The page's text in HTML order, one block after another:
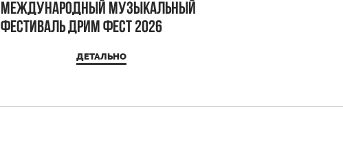
Международный музыкальный
фестиваль ДРИМ ФЕСТ 2026
ДЕТАЛЬНО